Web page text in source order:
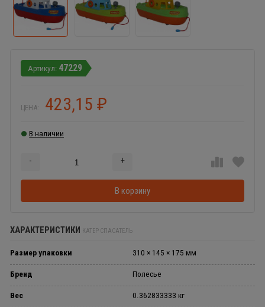
47229
ЦЕНА: 423,15 ₽
В наличии
- +
В корзину
ХАРАКТЕРИСТИКИ КАТЕР СПАСАТЕЛЬ
Размер упаковки 310 × 145 × 175 мм
Бренд Полесье
Вес 0.362833333 кг